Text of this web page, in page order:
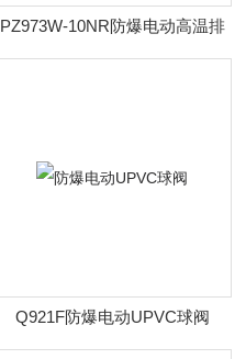
PZ973W-10NR防爆电动高温排
渣阀
Q921F防爆电动UPVC球阀